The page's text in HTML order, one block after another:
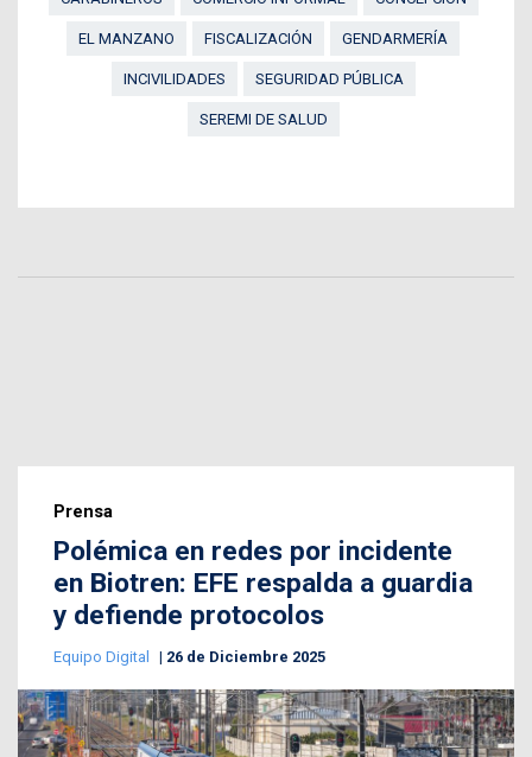
EL MANZANO FISCALIZACIÓN GENDARMERÍA
INCIVILIDADES SEGURIDAD PÚBLICA
SEREMI DE SALUD
Prensa
Polémica en redes por incidente
en Biotren: EFE respalda a guardia
y defiende protocolos
Equipo Digital 26 de Diciembre 2025